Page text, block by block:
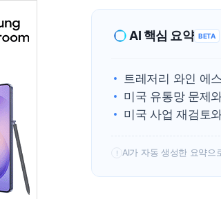
AI 핵심 요약 BETA
트레저리 와인 에
미국 유통망 문제
미국 사업 재검토
! AI가 자동 생성한 요약으